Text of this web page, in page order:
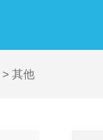
> 其他